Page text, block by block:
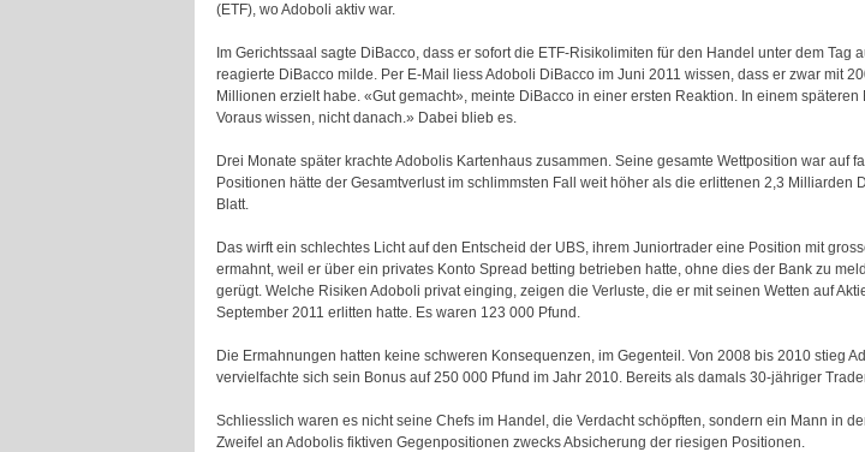
(ETF), wo Adoboli aktiv war.
Im Gerichtssaal sagte DiBacco, dass er sofort die ETF-Risikolimiten für den Handel unter dem
reagierte DiBacco milde. Per E-Mail liess Adoboli DiBacco im Juni 2011 wissen, dass er zwar mit
Millionen erzielt habe. «Gut gemacht», meinte DiBacco in einer ersten Reaktion. In einem
Voraus wissen, nicht danach.» Dabei blieb es.
Drei Monate später krachte Adobolis Kartenhaus zusammen. Seine gesamte Wettposition war auf
Positionen hätte der Gesamtverlust im schlimmsten Fall weit höher als die erlittenen 2,3
Blatt.
Das wirft ein schlechtes Licht auf den Entscheid der UBS, ihrem Juniortrader eine Position mit
ermahnt, weil er über ein privates Konto Spread betting betrieben hatte, ohne dies der Bank zu
gerügt. Welche Risiken Adoboli privat einging, zeigen die Verluste, die er mit seinen Wetten auf
September 2011 erlitten hatte. Es waren 123 000 Pfund.
Die Ermahnungen hatten keine schweren Konsequenzen, im Gegenteil. Von 2008 bis 2010 stieg
vervielfachte sich sein Bonus auf 250 000 Pfund im Jahr 2010. Bereits als damals 30-jähriger
Schliesslich waren es nicht seine Chefs im Handel, die Verdacht schöpften, sondern ein Mann in
Zweifel an Adobolis fiktiven Gegenpositionen zwecks Absicherung der riesigen Positionen.